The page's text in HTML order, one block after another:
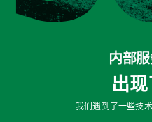
内部
出
我们遇到了一些技